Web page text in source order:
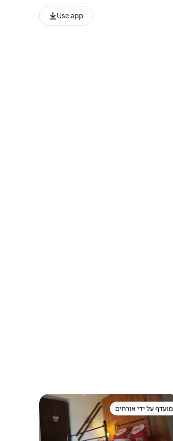
Use app
מועדף על ידי אורחים
מועדף על ידי אורחים